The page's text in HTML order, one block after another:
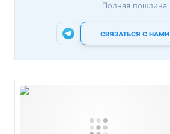
Полная пошлина
СВЯЗАТЬСЯ С НАМИ